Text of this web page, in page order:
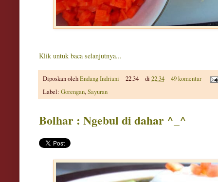
Klik untuk baca selanjutnya...
Diposkan olehEndang Indriani 22.34 di 22.34
49 komentar
Label: Gorengan,Sayuran
Bolhar : Ngebul di dahar ^_^